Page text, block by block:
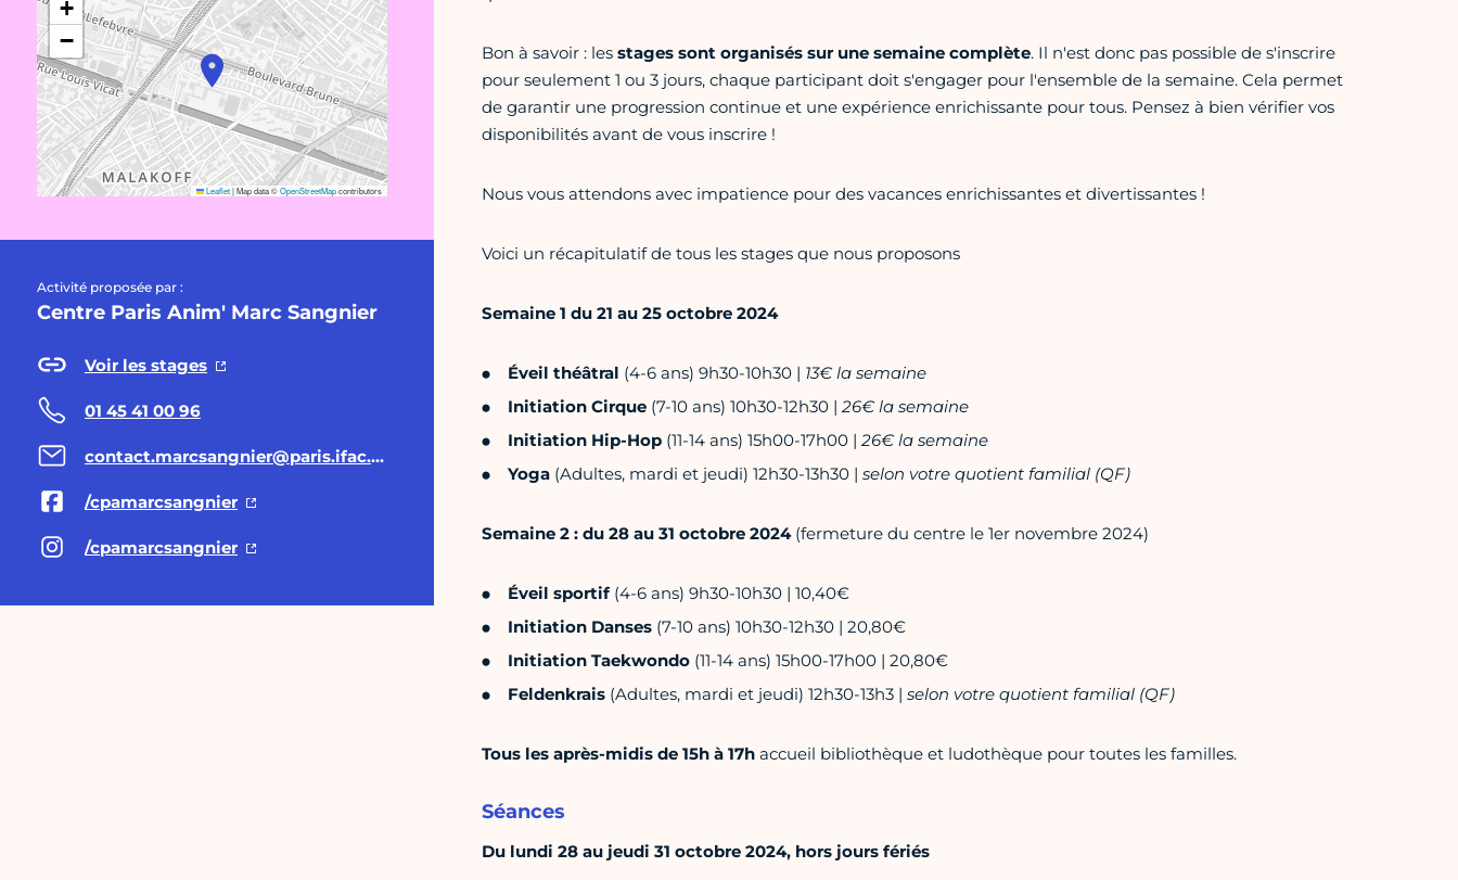
+
−
Leaflet|Map data ©OpenStreetMapcontributors
Activité proposée par :
Centre Paris Anim' Marc Sangnier
Voir les stages
01 45 41 00 96
contact.marcsangnier@paris.ifac.asso.fr
/cpamarcsangnier
/cpamarcsangnier
Bon à savoir : lesstages sont organisés sur une semaine complète. Il n'est donc pas possible de s'inscrire
pour seulement 1 ou 3 jours, chaque participant doit s'engager pour l'ensemble de la semaine. Cela permet
de garantir une progression continue et une expérience enrichissante pour tous. Pensez à bien vérifier vos
disponibilités avant de vous inscrire !
Nous vous attendons avec impatience pour des vacances enrichissantes et divertissantes !
Voici un récapitulatif de tous les stages que nous proposons
Semaine 1 du 21 au 25 octobre 2024
Éveil théâtral (4-6 ans) 9h30-10h30 | 13€ la semaine
Initiation Cirque(7-10 ans) 10h30-12h30 |26€ la semaine
Initiation Hip-Hop(11-14 ans) 15h00-17h00 |26€ la semaine
Yoga(Adultes, mardi et jeudi) 12h30-13h30 | selon votre quotient familial (QF)
Semaine 2 : du 28 au 31 octobre 2024(fermeture du centre le 1er novembre 2024)
Éveil sportif(4-6 ans) 9h30-10h30 | 10,40€
Initiation Danses(7-10 ans) 10h30-12h30 | 20,80€
Initiation Taekwondo(11-14 ans) 15h00-17h00 | 20,80€
Feldenkrais(Adultes, mardi et jeudi) 12h30-13h3 | selon votre quotient familial (QF)
Tous les après-midis de 15h à 17h accueil bibliothèque et ludothèque pour toutes les familles.
Séances
Du lundi 28 au jeudi 31 octobre 2024, hors jours fériés